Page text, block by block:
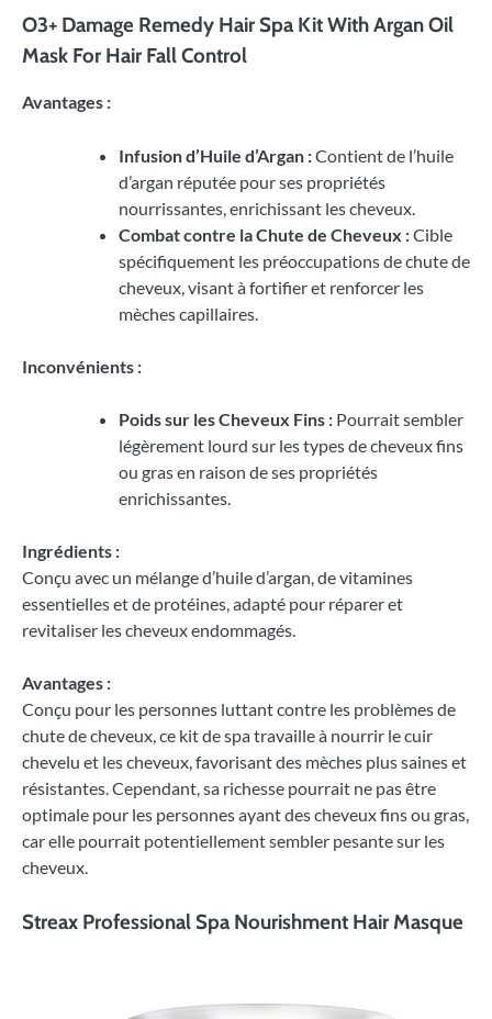
O3+ Damage Remedy Hair Spa Kit With Argan Oil
Mask For Hair Fall Control
Avantages :
Infusion d’Huile d’Argan :Contient de l’huile
d’argan réputée pour ses propriétés
nourrissantes, enrichissant les cheveux.
Combat contre la Chute de Cheveux :Cible
spécifiquement les préoccupations de chute de
cheveux, visant à fortifier et renforcer les
mèches capillaires.
Inconvénients :
Poids sur les Cheveux Fins : Pourrait sembler
légèrement lourd sur les types de cheveux fins
ou gras en raison de ses propriétés
enrichissantes.
Ingrédients :
Conçu avec un mélange d’huile d’argan, de vitamines
essentielles et de protéines, adapté pour réparer et
revitaliser les cheveux endommagés.
Avantages :
Conçu pour les personnes luttant contre les problèmes de
chute de cheveux, ce kit de spa travaille à nourrir le cuir
chevelu et les cheveux, favorisant des mèches plus saines et
résistantes. Cependant, sa richesse pourrait ne pas être
optimale pour les personnes ayant des cheveux fins ou gras,
car elle pourrait potentiellement sembler pesante sur les
cheveux.
Streax Professional Spa Nourishment Hair Masque